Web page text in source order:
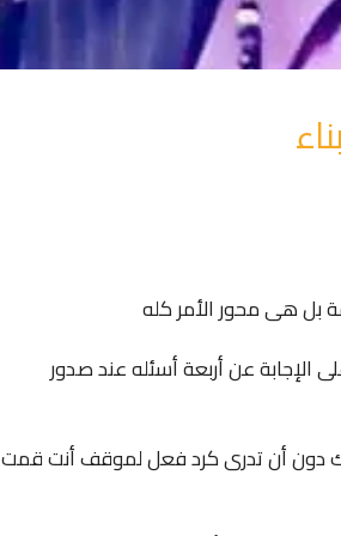
بل هى محور الأمر كله
الإجابة عن أربعة أسئله عند صدور
دون أن تدرى كرد فعل لموقف أنت قمت